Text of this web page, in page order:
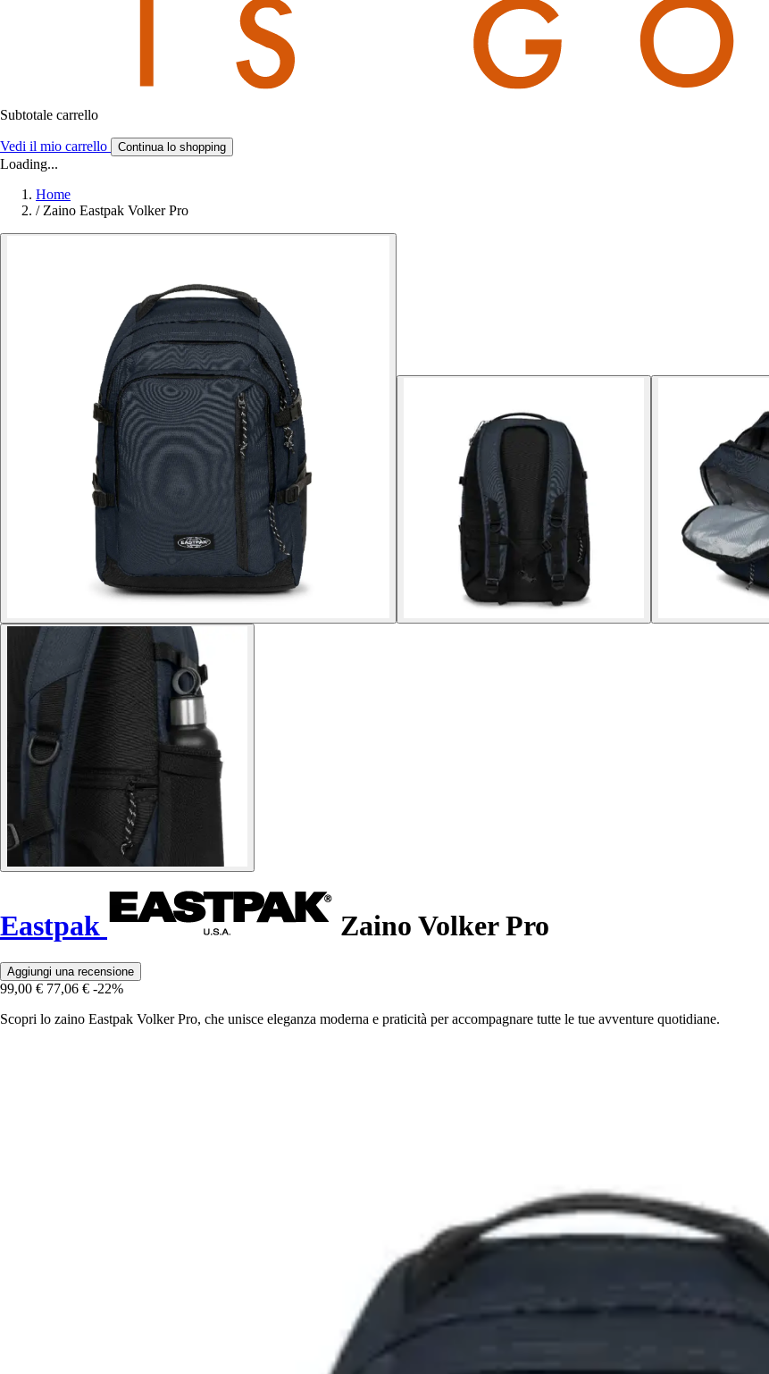
Subtotale carrello
Vedi il mio carrello Continua lo shopping
Loading...
Home
/ Zaino Eastpak Volker Pro
Eastpak Zaino Volker Pro
Aggiungi una recensione
99,00 € 77,06 € -22%
Scopri lo zaino Eastpak Volker Pro, che unisce eleganza moderna e praticità per accompagnare tutte le tue avventure quotidiane.